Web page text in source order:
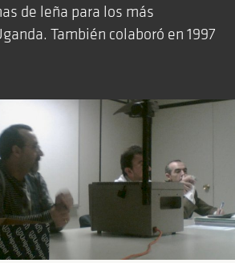
de leña para los más
También colaboró en 1997